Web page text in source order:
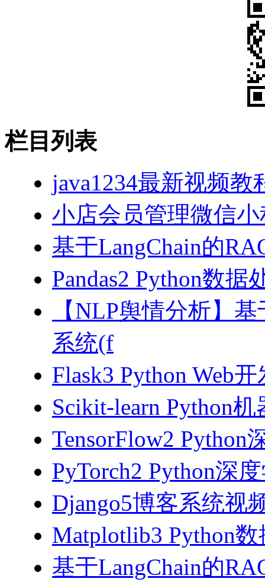
栏目列表
java1234最新视频教
小店会员管理微信
基于LangChain的
Pandas2 Python数
【NLP舆情分析】
系统(f
Flask3 Python Web
Scikit-learn Python
TensorFlow2 Python
PyTorch2 Python深
Django5博客系统视
Matplotlib3 Python
基于LangChain的